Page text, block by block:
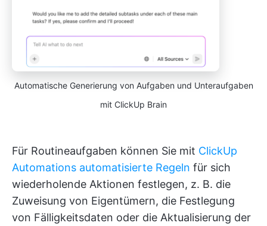
Automatische Generierung von Aufgaben und Unteraufgaben
mit ClickUp Brain
Für Routineaufgaben können Sie mit ClickUp
Automations automatisierte Regeln für sich
wiederholende Aktionen festlegen, z. B. die
Zuweisung von Eigentümern, die Festlegung
von Fälligkeitsdaten oder die Aktualisierung der